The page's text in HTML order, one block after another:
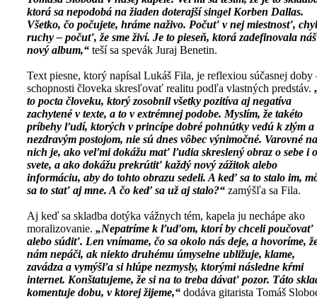
ktorá sa nepodobá na žiaden doterajší singel Korben Dallas.
Všetko, čo počujete, hráme naživo. Počuť v nej miestnosť,
ruchy – počuť, že sme živí. Je to pieseň, ktorá zadefinovala náš
nový album,“ teší sa spevák Juraj Benetin.
Text piesne, ktorý napísal Lukáš Fila, je reflexiou súčasnej doby
schopnosti človeka skresľovať realitu podľa vlastných predstáv.
to pocta človeku, ktorý zosobnil všetky pozitíva aj negatíva
zachytené v texte, a to v extrémnej podobe. Myslím, že takéto
príbehy ľudí, ktorých v princípe dobré pohnútky vedú k zlým a
nezdravým postojom, nie sú dnes vôbec výnimočné. Varovné na
nich je, ako veľmi dokážu mať ľudia skreslený obraz o sebe i o
svete, a ako dokážu prekrútiť každý nový zážitok alebo
informáciu, aby do tohto obrazu sedeli. A keď sa to stalo im,
sa to stať aj mne. A čo keď sa už aj stalo?“ zamýšľa sa Fila.
Aj keď sa skladba dotýka vážnych tém, kapela ju nechápe ako
moralizovanie. „Nepatríme k ľuďom, ktorí by chceli poučovať
alebo súdiť. Len vnímame, čo sa okolo nás deje, a hovoríme,
nám nepáči, ak niekto druhému úmyselne ubližuje, klame,
zavádza a vymýšľa si hlúpe nezmysly, ktorými následne kŕmi
internet. Konštatujeme, že si na to treba dávať pozor. Táto
komentuje dobu, v ktorej žijeme,“ dodáva gitarista Tomáš